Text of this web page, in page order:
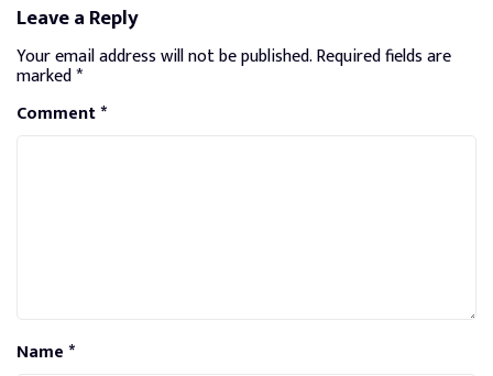
Leave a Reply
Your email address will not be published.Required fields are
marked*
Comment*
Name*